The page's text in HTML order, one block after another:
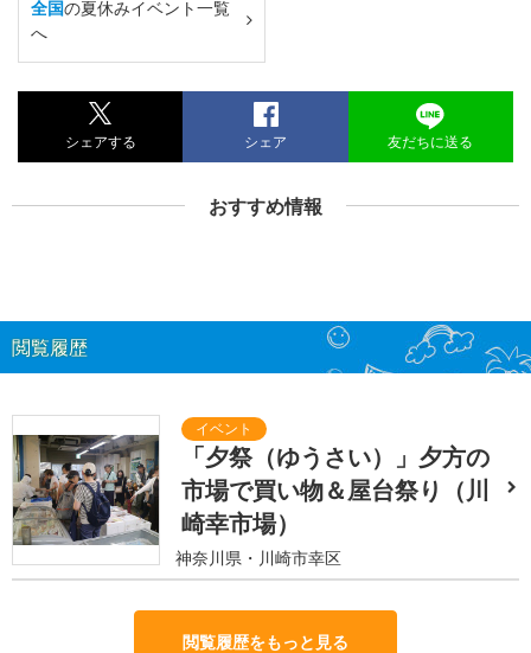
全国の夏休みイベント一覧
へ
シェアする シェア 友だちに送る
おすすめ情報
閲覧履歴
「夕祭（ゆうさい）」夕方の
市場で買い物＆屋台祭り（川
崎幸市場）
神奈川県・川崎市幸区
閲覧履歴をもっと見る